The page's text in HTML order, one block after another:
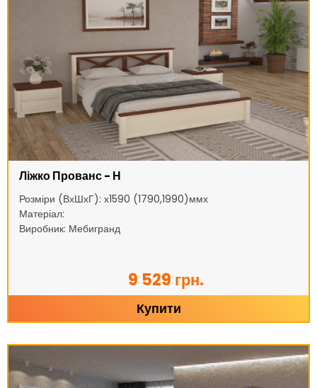
Ліжко Прованс - Н
Розміри (ВхШхГ): х1590 (1790,1990)ммх
Матеріал:
Виробник: Мебигранд
9 529 грн.
Купити